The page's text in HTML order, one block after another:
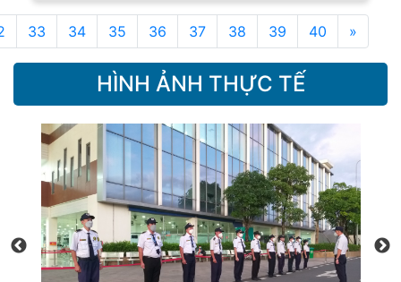
33 34 35 36 37 38 39 40 »
HÌNH ẢNH THỰC TẾ